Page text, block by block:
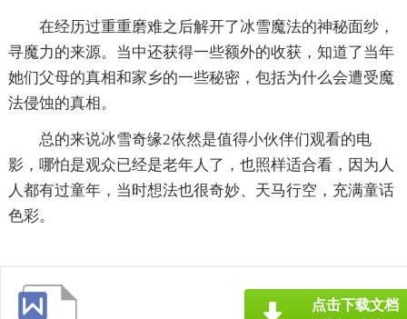
在经历过重重磨难之后解开了冰雪魔法的神秘面纱，
寻魔力的来源。当中还获得一些额外的收获，知道了当年
她们父母的真相和家乡的一些秘密，包括为什么会遭受魔
法侵蚀的真相。
总的来说冰雪奇缘2依然是值得小伙伴们观看的电
影，哪怕是观众已经是老年人了，也照样适合看，因为人
人都有过童年，当时想法也很奇妙、天马行空，充满童话
色彩。
点击下载文档